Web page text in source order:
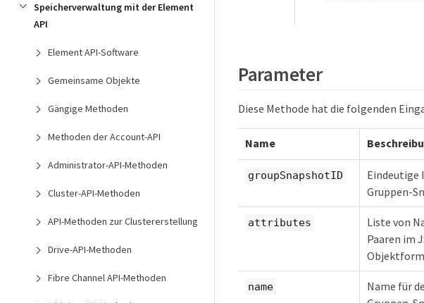
Speicherverwaltung mit der Element
API
Element API-Software
Gemeinsame Objekte
Gängige Methoden
Methoden der Account-API
Administrator-API-Methoden
Cluster-API-Methoden
API-Methoden zur Clustererstellung
Drive-API-Methoden
Fibre Channel API-Methoden
Parameter
Diese Methode hat die folgenden
Name
groupSnapshotID
Eindeutige
Gruppen-
attributes
Liste von
Paaren im
name
Name für